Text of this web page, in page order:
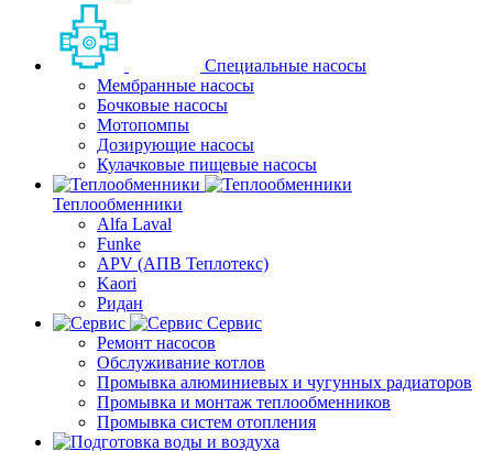
Специальные насосы
Мембранные насосы
Бочковые насосы
Мотопомпы
Дозирующие насосы
Кулачковые пищевые насосы
Теплообменники
Alfa Laval
Funke
APV (АПВ Теплотекс)
Kaori
Ридан
Сервис
Ремонт насосов
Обслуживание котлов
Промывка алюминиевых и чугунных радиаторов
Промывка и монтаж теплообменников
Промывка систем отопления